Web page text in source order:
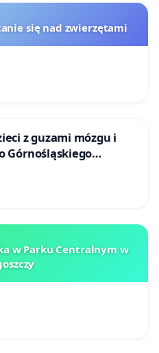
się nad zwierzętami
z guzami mózgu i
Górnośląskiego
w Katowicach
w Parku Centralnym w